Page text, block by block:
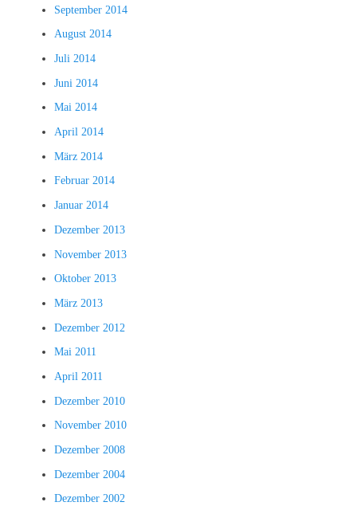
September 2014
August 2014
Juli 2014
Juni 2014
Mai 2014
April 2014
März 2014
Februar 2014
Januar 2014
Dezember 2013
November 2013
Oktober 2013
März 2013
Dezember 2012
Mai 2011
April 2011
Dezember 2010
November 2010
Dezember 2008
Dezember 2004
Dezember 2002